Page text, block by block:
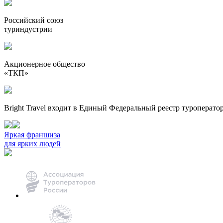
Российский союз
туриндустрии
Акционерное общество
«ТКП»
Bright Travel входит в Единый Федеральный реестр
Яркая франшиза
для ярких людей